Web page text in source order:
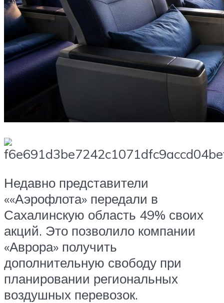
Недавно представители
««Аэрофлота» передали в
Сахалинскую область 49% своих
акций. Это позволило компании
«Аврора» получить
дополнительную свободу при
планировании региональных
воздушных перевозок.